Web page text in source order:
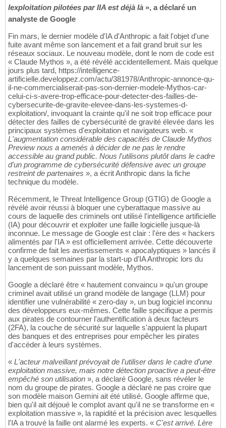
lexploitation pilotées par lIA est déjà là », a déclaré un
analyste de Google
Fin mars, le dernier modèle d'IA d'Anthropic a fait l'objet d'une
fuite avant même son lancement et a fait grand bruit sur les
réseaux sociaux. Le nouveau modèle, dont le nom de code est
« Claude Mythos », a été révélé accidentellement. Mais quelque
jours plus tard, https://intelligence-
artificielle.developpez.com/actu/381978/Anthropic-annonce-qu-
il-ne-commercialiserait-pas-son-dernier-modele-Mythos-car-
celui-ci-s-avere-trop-efficace-pour-detecter-des-failles-de-
cybersecurite-de-gravite-elevee-dans-les-systemes-d-
exploitation/, invoquant la crainte qu'il ne soit trop efficace pour
détecter des failles de cybersécurité de gravité élevée dans les
principaux systèmes d'exploitation et navigateurs web. «
L'augmentation considérable des capacités de Claude Mythos
Preview nous a amenés à décider de ne pas le rendre
accessible au grand public. Nous l'utilisons plutôt dans le cadre
d'un programme de cybersécurité défensive avec un groupe
restreint de partenaires », a écrit Anthropic dans la fiche
technique du modèle.
Récemment, le Threat Intelligence Group (GTIG) de Google a
révélé avoir réussi à bloquer une cyberattaque massive au
cours de laquelle des criminels ont utilisé l'intelligence artificielle
(IA) pour découvrir et exploiter une faille logicielle jusque-là
inconnue. Le message de Google est clair : l'ère des « hackers
alimentés par l'IA » est officiellement arrivée. Cette découverte
confirme de fait les avertissements « apocalyptiques » lancés il
y a quelques semaines par la start-up d'IA Anthropic lors du
lancement de son puissant modèle, Mythos.
Google a déclaré être « hautement convaincu » qu'un groupe
criminel avait utilisé un grand modèle de langage (LLM) pour
identifier une vulnérabilité « zero-day », un bug logiciel inconnu
des développeurs eux-mêmes. Cette faille spécifique a permis
aux pirates de contourner l'authentification à deux facteurs
(2FA), la couche de sécurité sur laquelle s'appuient la plupart
des banques et des entreprises pour empêcher les pirates
d'accéder à leurs systèmes.
« L'acteur malveillant prévoyait de l'utiliser dans le cadre d'une
exploitation massive, mais notre détection proactive a peut-être
empêché son utilisation », a déclaré Google, sans révéler le
nom du groupe de pirates. Google a déclaré ne pas croire que
son modèle maison Gemini ait été utilisé. Google affirme que,
bien qu'il ait déjoué le complot avant qu'il ne se transforme en «
exploitation massive », la rapidité et la précision avec lesquelles
l'IA a trouvé la faille ont alarmé les experts. « C'est arrivé. Lère